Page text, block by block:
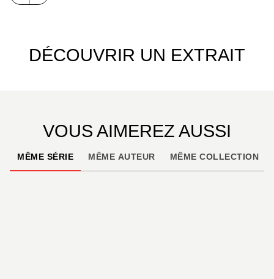
DÉCOUVRIR UN EXTRAIT
VOUS AIMEREZ AUSSI
MÊME SÉRIE MÊME AUTEUR MÊME COLLECTION